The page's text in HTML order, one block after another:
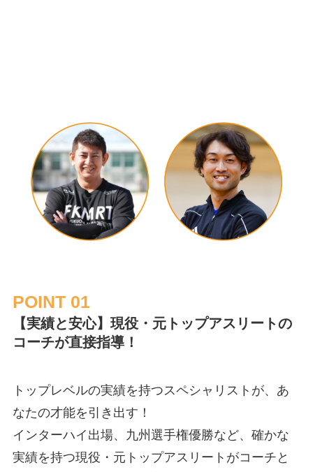
POINT 01
【実績と安心】現役・元トップアスリートの
コーチが直接指導！
トップレベルの実績を持つスペシャリストが、あ
なたの才能を引き出す！
インターハイ出場、九州選手権優勝など、確かな
実績を持つ現役・元トップアスリートがコーチと